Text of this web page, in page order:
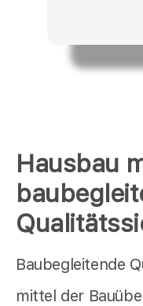
Hausbau
Baubegleitende
mittel der